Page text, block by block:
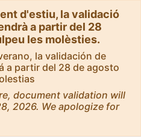
d'estiu, la validació
a partir del 28
les molèsties.
la validación de
a partir del 28 de agosto
document validation will
2026. We apologize for